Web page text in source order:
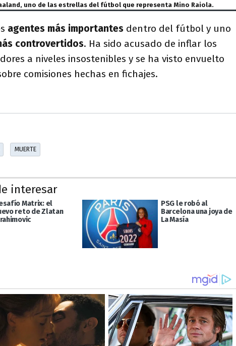
uno de las estrellas del fútbol que representa Mino Raiola.
agentes más importantes dentro del fútbol y uno
controvertidos. Ha sido acusado de inflar los
a niveles insostenibles y se ha visto envuelto
comisiones hechas en fichajes.
MUERTE
interesar
Matrix: el
reto de Zlatan
PSG le robó al
Barcelona una joya de
La Masía